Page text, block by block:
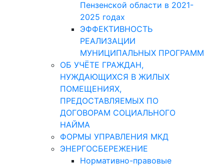
Пензенской области в 2021-
2025 годах
ЭФФЕКТИВНОСТЬ
РЕАЛИЗАЦИИ
МУНИЦИПАЛЬНЫХ ПРОГРАММ
ОБ УЧЁТЕ ГРАЖДАН,
НУЖДАЮЩИХСЯ В ЖИЛЫХ
ПОМЕЩЕНИЯХ,
ПРЕДОСТАВЛЯЕМЫХ ПО
ДОГОВОРАМ СОЦИАЛЬНОГО
НАЙМА
ФОРМЫ УПРАВЛЕНИЯ МКД
ЭНЕРГОСБЕРЕЖЕНИЕ
Нормативно-правовые